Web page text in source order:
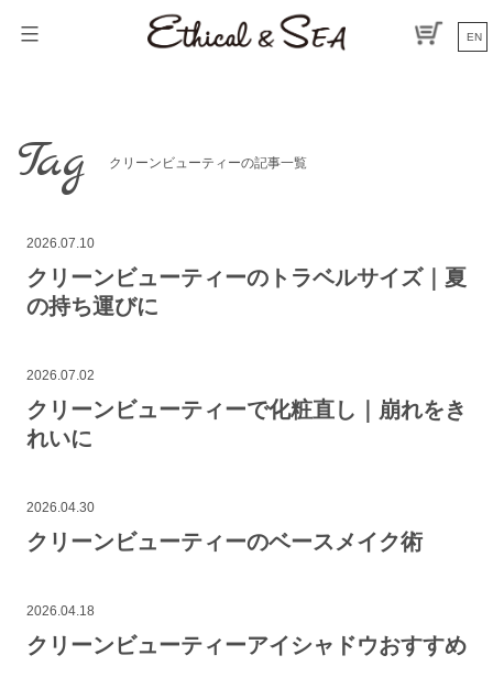
EN
Tag クリーンビューティーの記事一覧
2026.07.10
クリーンビューティーのトラベルサイズ｜夏
の持ち運びに
2026.07.02
クリーンビューティーで化粧直し｜崩れをき
れいに
2026.04.30
クリーンビューティーのベースメイク術
2026.04.18
クリーンビューティーアイシャドウおすすめ